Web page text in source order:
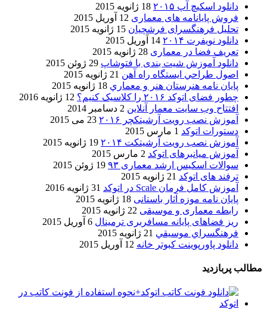
دانلود اسکیچ آپ ۲۰۱۵
18 ژانویه 2015
فروش پایانامه های معماری 12 آوریل 2015
تحلیل فرهنگسرای فرشچیان 15 ژانویه 2015
دانلود نویفرت ۲۰۱۴
14 آوریل 2015
تعریف فضا در معماری 28 ژانویه 2015
دانلود آموزش شیت بندی با فتوشاپ 29 ژوئن 2015
اصول طراحي ایستگاه راه آهن 21 ژانویه 2015
پایان نامه هنرستان هنر و معماري 18 ژانویه 2015
چطور فضای اتوکد ۲۰۱۶ را کلاسیک کنیم؟
12 ژانویه 2016
افتتاح وب سایت معمار آنلاین 2 دسامبر 2014
آموزش نصب رویت آرشیتکچر ۲۰۱۶
23 می 2015
دستورات اتوکد 1 مارس 2015
آموزش نصب رویت آرشیتکت ۲۰۱۴
19 ژانویه 2015
آموزش میانبرهای اتوکد 2 مارس 2015
سوالات اسکیس ارشد معماری ۹۳
19 ژوئن 2015
ترفند های اتوکد 21 ژانویه 2015
آموزش کامل فرمان Scale در اتوکد
31 ژانویه 2016
پایان نامه موزه آثار باستانی 18 ژانویه 2015
رابطه معماری و موسیقی 22 ژانویه 2015
ریز فضاهای پایانه مسافربری ترمینال 6 آوریل 2015
فرهنگسراي موسيقي 21 ژانویه 2015
دانلود پاورپوینت کبوتر خانه 12 آوریل 2015
مطالب پربازدید